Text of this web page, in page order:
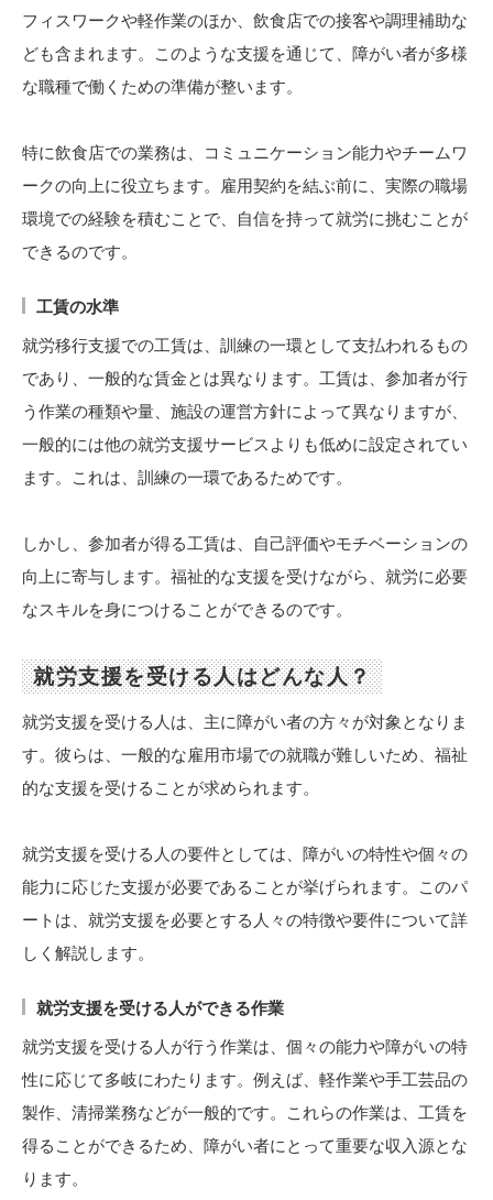
フィスワークや軽作業のほか、飲食店での接客や調理補助な
ども含まれます。このような支援を通じて、障がい者が多様
な職種で働くための準備が整います。
特に飲食店での業務は、コミュニケーション能力やチームワ
ークの向上に役立ちます。雇用契約を結ぶ前に、実際の職場
環境での経験を積むことで、自信を持って就労に挑むことが
できるのです。
工賃の水準
就労移行支援での工賃は、訓練の一環として支払われるもの
であり、一般的な賃金とは異なります。工賃は、参加者が行
う作業の種類や量、施設の運営方針によって異なりますが、
一般的には他の就労支援サービスよりも低めに設定されてい
ます。これは、訓練の一環であるためです。
しかし、参加者が得る工賃は、自己評価やモチベーションの
向上に寄与します。福祉的な支援を受けながら、就労に必要
なスキルを身につけることができるのです。
就労支援を受ける人はどんな人？
就労支援を受ける人は、主に障がい者の方々が対象となりま
す。彼らは、一般的な雇用市場での就職が難しいため、福祉
的な支援を受けることが求められます。
就労支援を受ける人の要件としては、障がいの特性や個々の
能力に応じた支援が必要であることが挙げられます。このパ
ートは、就労支援を必要とする人々の特徴や要件について詳
しく解説します。
就労支援を受ける人ができる作業
就労支援を受ける人が行う作業は、個々の能力や障がいの特
性に応じて多岐にわたります。例えば、軽作業や手工芸品の
製作、清掃業務などが一般的です。これらの作業は、工賃を
得ることができるため、障がい者にとって重要な収入源とな
ります。